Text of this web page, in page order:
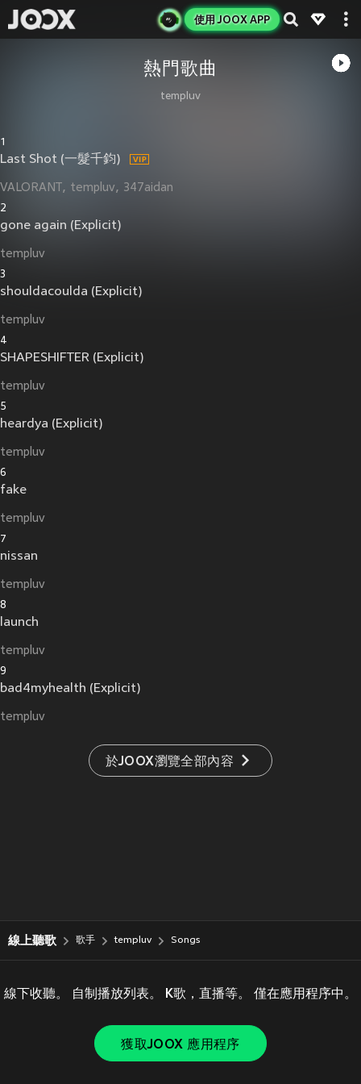
使用 JOOX APP
熱門歌曲
templuv
1
Last Shot (一髮千鈞)
VALORANT templuv 347aidan
2
gone again (Explicit)
templuv
3
shouldacoulda (Explicit)
templuv
4
SHAPESHIFTER (Explicit)
templuv
5
heardya (Explicit)
templuv
6
fake
templuv
7
nissan
templuv
8
launch
templuv
9
bad4myhealth (Explicit)
templuv
於JOOX瀏覽全部內容
線上聽歌 歌手 templuv Songs
線下收聽。 自制播放列表。 K歌，直播等。 僅在應用程序中。
獲取JOOX 應用程序